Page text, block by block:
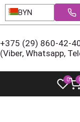
BYN
+375 (29) 860-42-
(Viber, Whatsapp,
0